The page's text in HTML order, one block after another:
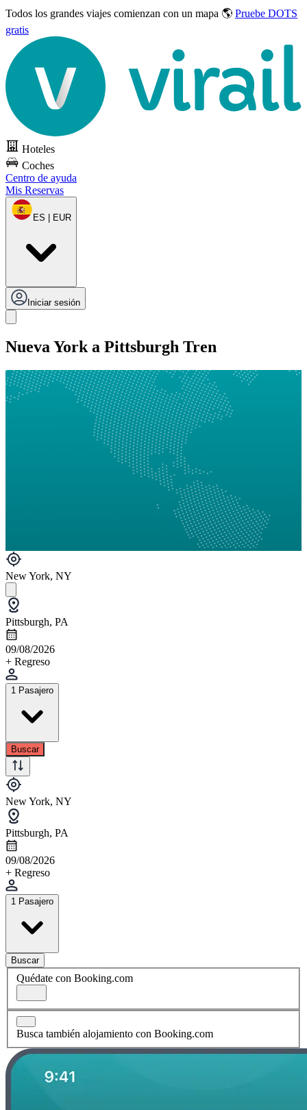
Todos los grandes viajes comienzan con un mapa 🌎 Pruebe DOTS
gratis
Hoteles
Coches
Centro de ayuda
Mis Reservas
ES | EUR
Iniciar sesión
Nueva York a Pittsburgh Tren
New York, NY
Pittsburgh, PA
09/08/2026
+ Regreso
1 Pasajero
Buscar
New York, NY
Pittsburgh, PA
09/08/2026
+ Regreso
1 Pasajero
Buscar
Quédate con Booking.com
Busca también alojamiento con Booking.com